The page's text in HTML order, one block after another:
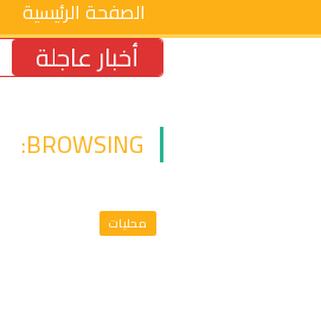
الصفحة الرئيسية
أخبار عاجلة
BROWSING:
محليات